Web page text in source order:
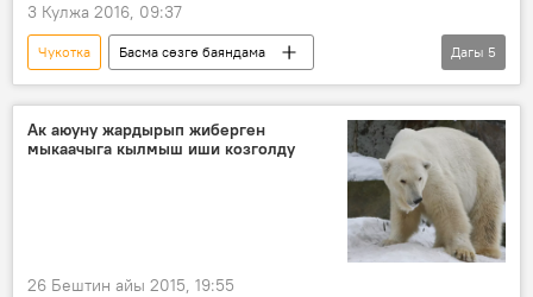
3 Кулжа 2016, 09:37
Чукотка
Басма сөзгө баяндама
Дүйнөдө
Коом
Жаңылыктар
уурулук
кат туз
Дагы 5
Ак аюуну жардырып жиберген
мыкаачыга кылмыш иши козголду
26 Бештин айы 2015, 19:55